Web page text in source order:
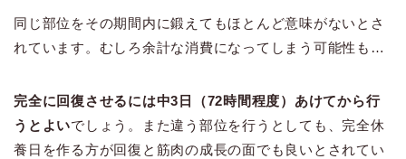
同じ部位をその期間内に鍛えてもほとんど意味がないとさ
れています。むしろ余計な消費になってしまう可能性も…
完全に回復させるには中3日（72時間程度）あけてから行
うとよいでしょう。また違う部位を行うとしても、完全休
養日を作る方が回復と筋肉の成長の面でも良いとされてい